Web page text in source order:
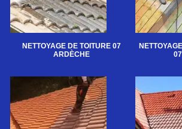
NETTOYAGE DE TOITURE 07
ARDÈCHE